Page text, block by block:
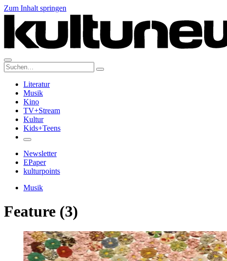
Zum Inhalt springen
Suche:
Literatur
Musik
Kino
TV+Stream
Kultur
Kids+Teens
Newsletter
EPaper
kulturpoints
Musik
Feature (3)